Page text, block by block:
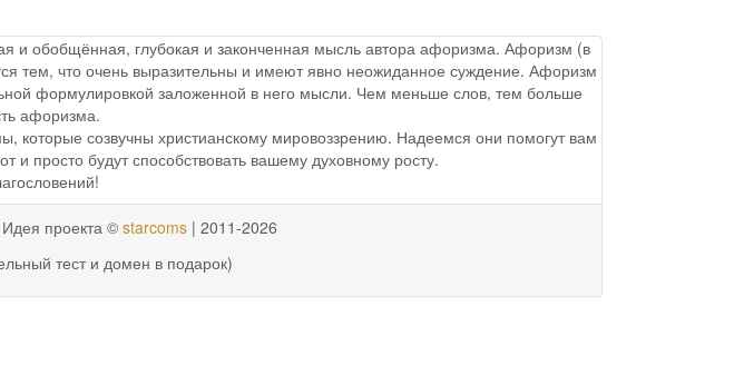
и обобщённая, глубокая и законченная мысль автора афоризма. Афоризм (в
тем, что очень выразительны и имеют явно неожиданное суждение. Афоризм
формулировкой заложенной в него мысли. Чем меньше слов, тем больше
афоризма.
созвучны христианскому мировоззрению. Надеемся они помогут вам
и просто будут способствовать вашему духовному росту.
проекта © starcoms | 2011-2026
тест и домен в подарок)